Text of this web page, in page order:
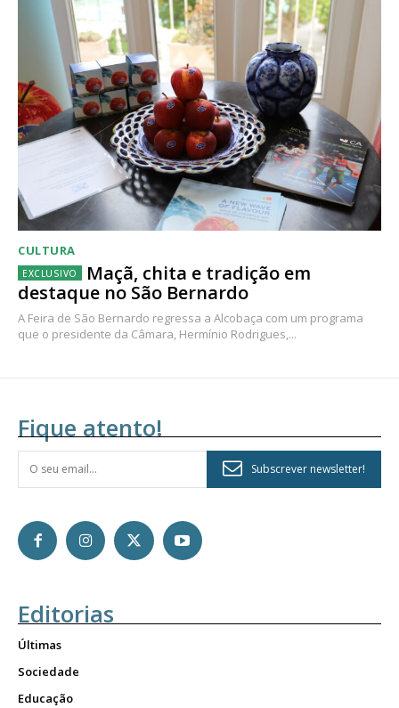
CULTURA
Maçã, chita e tradição em
destaque no São Bernardo
A Feira de São Bernardo regressa a Alcobaça com um programa
que o presidente da Câmara, Hermínio Rodrigues,...
Fique atento!
Subscrever newsletter!
Editorias
Últimas
Sociedade
Educação